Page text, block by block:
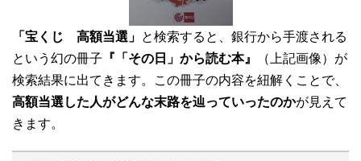
「宝くじ 高額当選」 と検索すると、銀行から手渡される
という幻の冊子 『「その日」から読む本』
（上記画像）が
検索結果に出てきます。この冊子の内容を紐解くことで、
高額当選した人がどんな末路を辿っていったのかが見えて
きます。